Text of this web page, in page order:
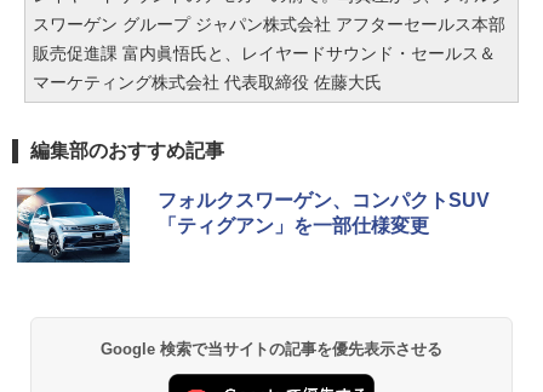
スワーゲン グループ ジャパン株式会社 アフターセールス本部
販売促進課 富内眞悟氏と、レイヤードサウンド・セールス＆
マーケティング株式会社 代表取締役 佐藤大氏
編集部のおすすめ記事
フォルクスワーゲン、コンパクトSUV
「ティグアン」を一部仕様変更
Google 検索で当サイトの記事を優先表示させる